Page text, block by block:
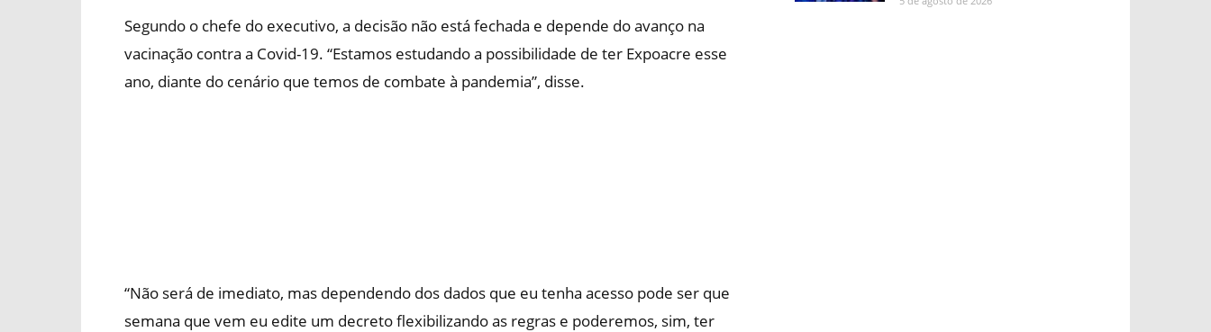
Segundo o chefe do executivo, a decisão não está fechada e depende do avanço na
vacinação contra a Covid-19. “Estamos estudando a possibilidade de ter Expoacre esse
ano, diante do cenário que temos de combate à pandemia”, disse.
“Não será de imediato, mas dependendo dos dados que eu tenha acesso pode ser que
semana que vem eu edite um decreto flexibilizando as regras e poderemos, sim, ter